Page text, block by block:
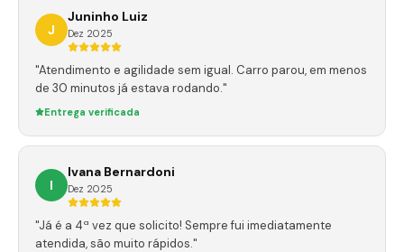
J
Juninho Luiz
Dez 2025
"Atendimento e agilidade sem igual. Carro parou, em menos
de 30 minutos já estava rodando."
Entrega verificada
I
Ivana Bernardoni
Dez 2025
"Já é a 4ª vez que solicito! Sempre fui imediatamente
atendida, são muito rápidos."